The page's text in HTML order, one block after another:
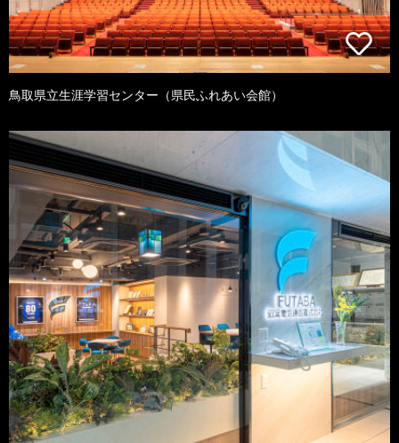
鳥取県立生涯学習センター（県民ふれあい会館）